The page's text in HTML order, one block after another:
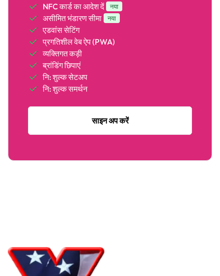
NFC कार्ड का आदेश दें नया
असीमित भंडारण सीमा नया
एडवांस सेटिंग
प्रगतिशील वेब ऐप (PWA)
व्यक्तिगत कड़ी
ब्रांडिंग छिपाएं
नि: शुल्क सेटअप
नि: शुल्क समर्थन
साइन अप करें